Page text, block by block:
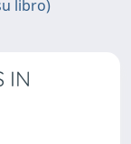
libro)
IN